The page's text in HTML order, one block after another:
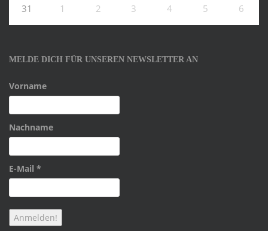
31 1 2 3 4 5 6
MELDE DICH FÜR UNSEREN NEWSLETTER AN
Vorname
Nachname
E-Mail *